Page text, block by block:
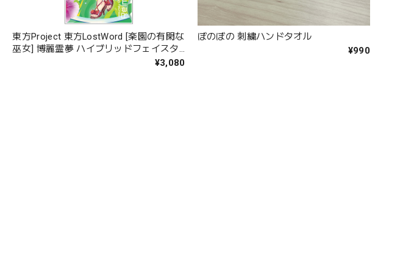
東方Project 東方LostWord [楽園の有閑な
巫女] 博麗霊夢 ハイブリッドフェイスタ
¥3,080
ぼのぼの 刺繍ハンドタオル
¥990